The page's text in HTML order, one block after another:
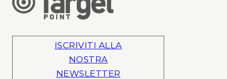
ISCRIVITI ALLA
NOSTRA
NEWSLETTER